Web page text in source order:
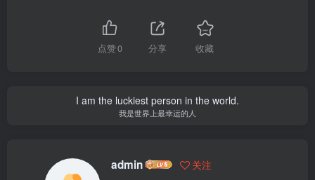
点赞0 分享 收藏
I am the luckiest person in the world.
我是世界上最幸运的人
admin 关注